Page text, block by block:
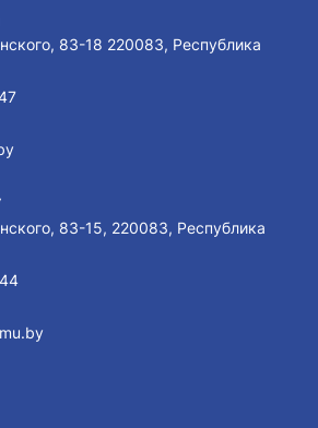
83-18 220083, Республика
83-15, 220083, Республика